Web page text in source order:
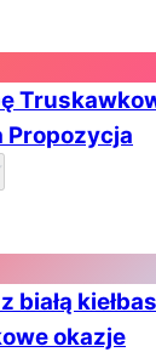
Propozycja
białą
okazje